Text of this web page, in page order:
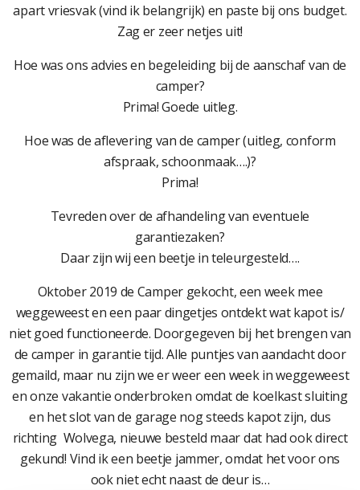
apart vriesvak (vind ik belangrijk) en paste bij ons budget.
Zag er zeer netjes uit!
Hoe was ons advies en begeleiding bij de aanschaf van de
camper?
Prima! Goede uitleg.
Hoe was de aflevering van de camper (uitleg, conform
afspraak, schoonmaak….)?
Prima!
Tevreden over de afhandeling van eventuele
garantiezaken?
Daar zijn wij een beetje in teleurgesteld….
Oktober 2019 de Camper gekocht, een week mee
weggeweest en een paar dingetjes ontdekt wat kapot is/
niet goed functioneerde. Doorgegeven bij het brengen van
de camper in garantie tijd. Alle puntjes van aandacht door
gemaild, maar nu zijn we er weer een week in weggeweest
en onze vakantie onderbroken omdat de koelkast sluiting
en het slot van de garage nog steeds kapot zijn, dus
richting Wolvega, nieuwe besteld maar dat had ook direct
gekund! Vind ik een beetje jammer, omdat het voor ons
ook niet echt naast de deur is…